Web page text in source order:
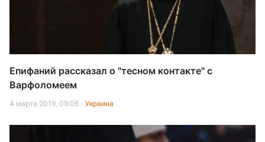
Епифаний рассказал о "тесном контакте" с
Варфоломеем
4 марта 2019, 09:06 Украина